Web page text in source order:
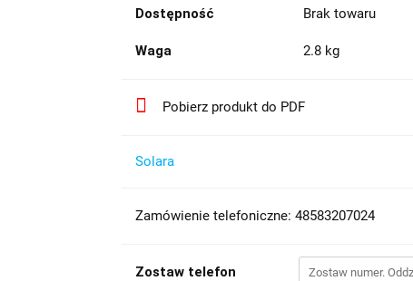
Dostępność Brak towaru
Waga 2.8 kg
Pobierz produkt do PDF
Solara
Zamówienie telefoniczne: 48583207024
Zostaw telefon